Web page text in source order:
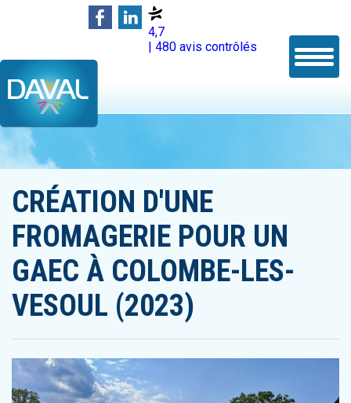
4,7
| 480 avis contrôlés
CRÉATION D'UNE
FROMAGERIE POUR UN
GAEC À COLOMBE-LES-
VESOUL (2023)